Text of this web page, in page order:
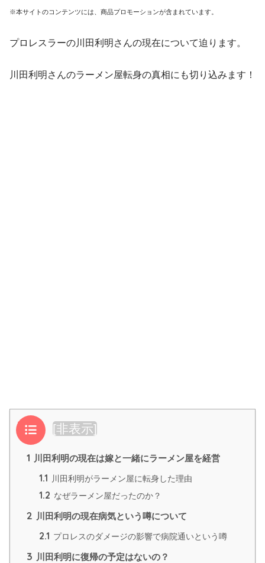
※本サイトのコンテンツには、商品プロモーションが含まれています。
プロレスラーの川田利明さんの現在について迫ります。
川田利明さんのラーメン屋転身の真相にも切り込みます！
目次 [非表示]
1 川田利明の現在は嫁と一緒にラーメン屋を経営
1.1 川田利明がラーメン屋に転身した理由
1.2 なぜラーメン屋だったのか？
2 川田利明の現在病気という噂について
2.1 プロレスのダメージの影響で病院通いという噂
3 川田利明に復帰の予定はないの？